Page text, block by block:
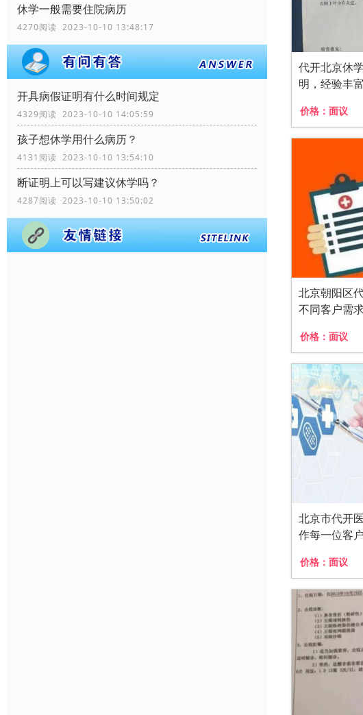
休学一般需要住院病历
4270阅读 2023-10-10 13:48:17
开具病假证明有什么时间规定
4329阅读 2023-10-10 14:05:59
孩子想休学用什么病历？
4131阅读 2023-10-10 13:54:10
断证明上可以写建议休学吗？
4287阅读 2023-10-10 13:50:02
代开北京休
明，经验丰
价格： 面议
北京朝阳区
不同客户需
价格： 面议
北京市代开
作每一位客户
价格： 面议